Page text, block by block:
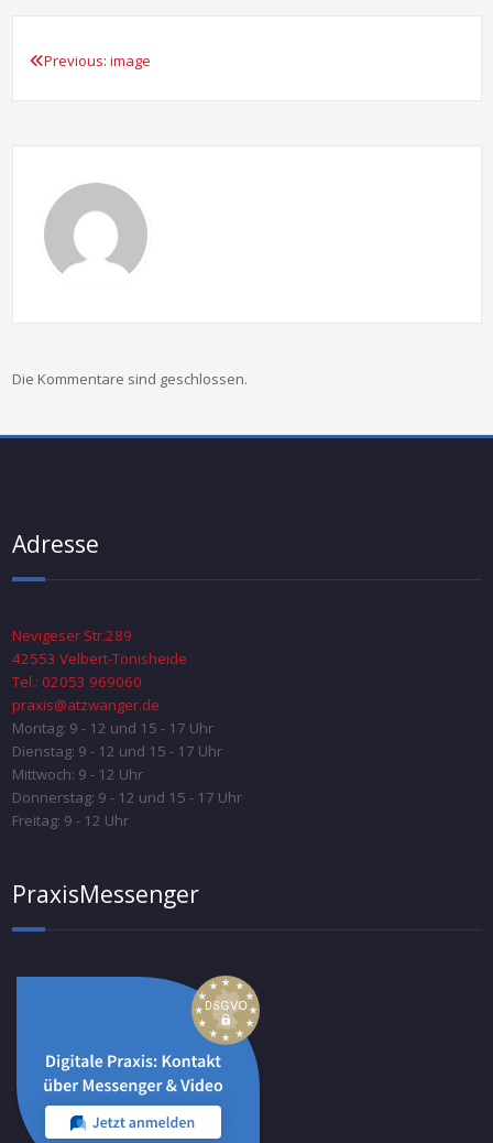
Beitragsnavigation
Previous: image
Die Kommentare sind geschlossen.
Adresse
Nevigeser Str.289
42553 Velbert-Tönisheide
Tel.: 02053 969060
praxis@atzwanger.de
Montag: 9 - 12 und 15 - 17 Uhr
Dienstag: 9 - 12 und 15 - 17 Uhr
Mittwoch: 9 - 12 Uhr
Donnerstag: 9 - 12 und 15 - 17 Uhr
Freitag: 9 - 12 Uhr
PraxisMessenger